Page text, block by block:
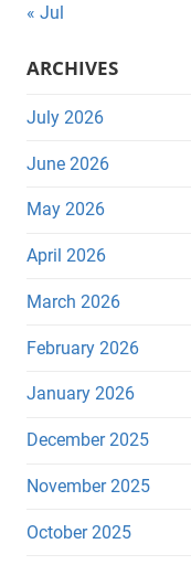
« Jul
ARCHIVES
July 2026
June 2026
May 2026
April 2026
March 2026
February 2026
January 2026
December 2025
November 2025
October 2025